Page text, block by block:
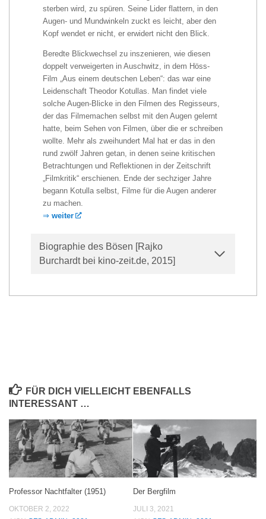
sterben wird, zu spüren. Seine Lider flattern, in den
Augen- und Mundwinkeln zuckt es leicht, aber den
Kopf wendet er nicht, er erwidert nicht den Blick.
Beredte Blickwechsel zu inszenieren, wie diesen
doppelt verweigerten in Auschwitz, in dem Höss-
Film „Aus einem deutschen Leben“: das war eine
Leidenschaft Theodor Kotullas. Man findet viele
solche Augen-Blicke in den Filmen des Regisseurs,
der das Filmemachen selbst mit den Augen gelernt
hatte, beim Sehen von Filmen, über die er schreiben
wollte. Mehr als zweihundert Mal hat er das in den
rund zwölf Jahren getan, in denen seine kritischen
Betrachtungen und Reflektionen in der Zeitschrift
„Filmkritik“ erschienen. Ende der sechziger Jahre
begann Kotulla selbst, Filme für die Augen anderer
zu machen.
⇒ weiter
Biographie des Bösen [Rajko
Burchardt bei kino-zeit.de, 2015]
FÜR DICH VIELLEICHT EBENFALLS
INTERESSANT …
Professor Nachtfalter (1951)
OKTOBER 2, 2022
Der Bergfilm
JULI 3, 2021